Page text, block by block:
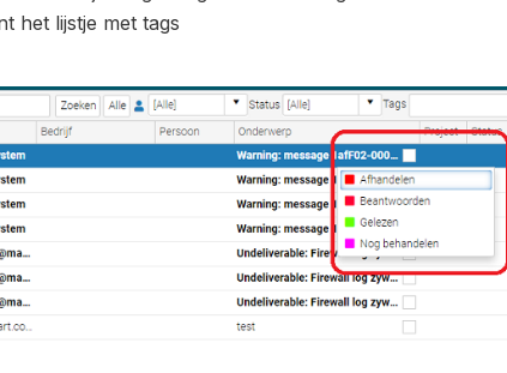
het lijstje met tags